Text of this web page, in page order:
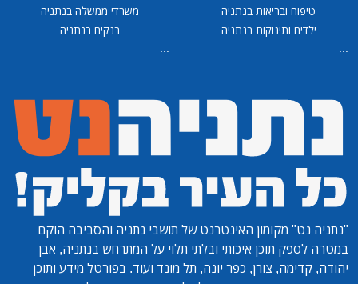
טיפוח ובריאות בנתניה
ילדים ותינוקות בנתניה
משרדי ממשלה בנתניה
בנקים בנתניה
"נתניה נט" מקומון האינטרנט של תושבי נתניה והסביבה הוקם
במטרה לספק תוכן איכותי ובלתי תלוי על המתרחש בנתניה, אבן
יהודה, קדימה, צורן, כפר יונה, תל מונד ועוד. בפורטל מידע ותוכן